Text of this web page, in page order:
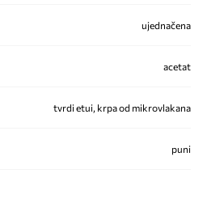
ujednačena
acetat
tvrdi etui, krpa od mikrovlakana
puni